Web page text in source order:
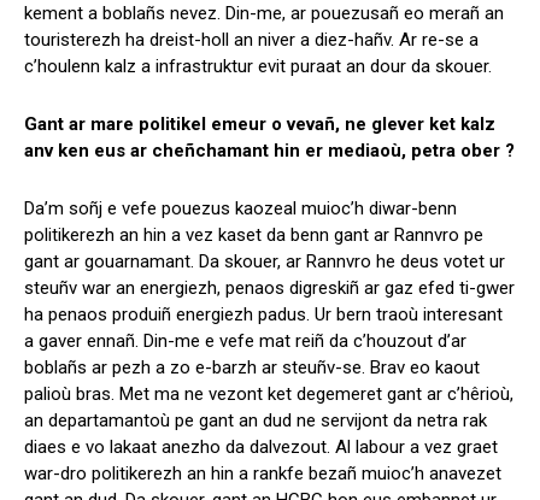
kement a boblañs nevez. Din-me, ar pouezusañ eo merañ an
touristerezh ha dreist-holl an niver a diez-hañv. Ar re-se a
c’houlenn kalz a infrastruktur evit puraat an dour da skouer.
Gant ar mare politikel emeur o vevañ, ne glever ket kalz
anv ken eus ar cheñchamant hin er mediaoù, petra ober ?
Da’m soñj e vefe pouezus kaozeal muioc’h diwar-benn
politikerezh an hin a vez kaset da benn gant ar Rannvro pe
gant ar gouarnamant. Da skouer, ar Rannvro he deus votet ur
steuñv war an energiezh, penaos digreskiñ ar gaz efed ti-gwer
ha penaos produiñ energiezh padus. Ur bern traoù interesant
a gaver ennañ. Din-me e vefe mat reiñ da c’houzout d’ar
boblañs ar pezh a zo e-barzh ar steuñv-se. Brav eo kaout
palioù bras. Met ma ne vezont ket degemeret gant ar c’hêrioù,
an departamantoù pe gant an dud ne servijont da netra rak
diaes e vo lakaat anezho da dalvezout. Al labour a vez graet
war-dro politikerezh an hin a rankfe bezañ muioc’h anavezet